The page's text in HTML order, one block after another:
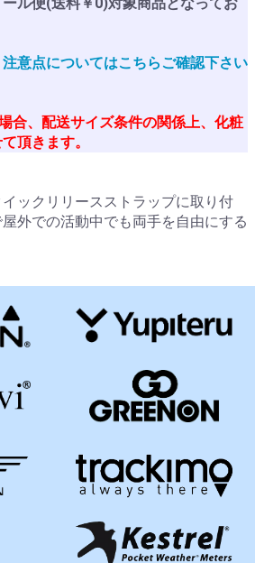
意点についてはこちらご確認下さい
合、配送サイズ条件の関係上、化粧
頂きます。
ックリリースストラップに取り付
外での活動中でも両手を自由にする